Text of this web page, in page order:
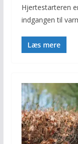
Hjertestarteren
indgangen til
Læs mere